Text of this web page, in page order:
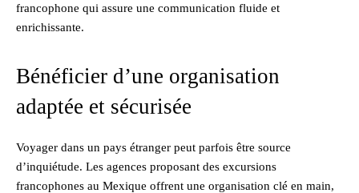
francophone qui assure une communication fluide et
enrichissante.
Bénéficier d’une organisation
adaptée et sécurisée
Voyager dans un pays étranger peut parfois être source
d’inquiétude. Les agences proposant des excursions
francophones au Mexique offrent une organisation clé en main,